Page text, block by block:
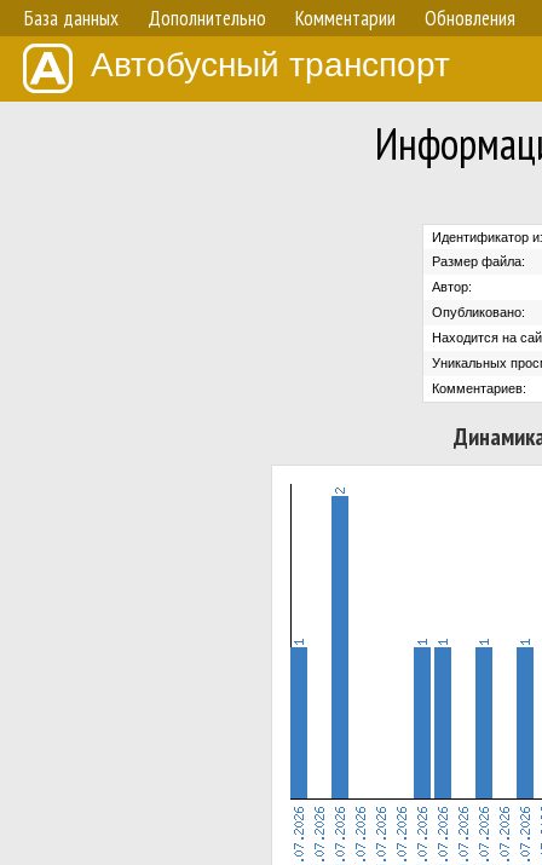
База данных Дополнительно Комментарии Обновления
Автобусный транспорт
Идентификатор
Размер файла:
Автор:
Опубликовано:
Находится на
Уникальных
Комментариев: